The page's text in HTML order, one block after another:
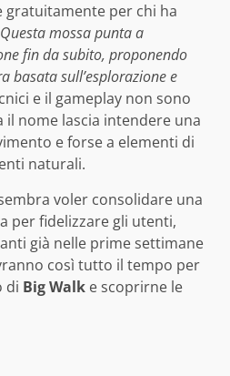
gratuitamente per chi ha
Questa mossa punta a
fin da subito, proponendo
basata sull’esplorazione e
e il gameplay non sono
il nome lascia intendere una
e forse a elementi di
naturali.
voler consolidare una
per fidelizzare gli utenti,
già nelle prime settimane
così tutto il tempo per
di Big Walk e scoprirne le